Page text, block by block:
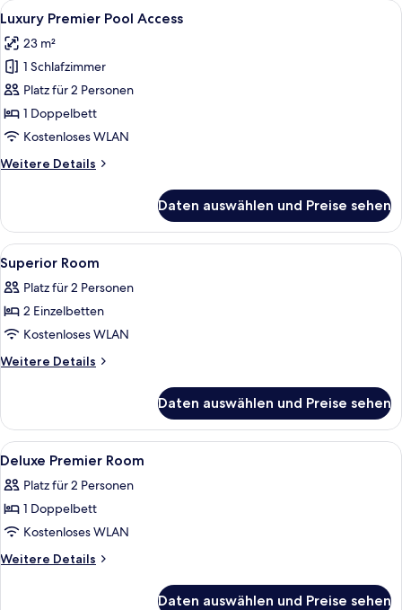
View
Alle
Fotos
für
Luxury
Premier
Pool
Access
Ein modernes Hotelzimmer mit
10
Luxury Premier Pool Access
23 m²
1 Schlafzimmer
Platz für 2 Personen
1 Doppelbett
Kostenloses WLAN
Weitere Details
Weitere
Premier
Pool
Access
Daten auswählen und Preise sehen
Alle
Fotos
für
Superior
Room
anzeigen
Zimmersafe, kostenloses WLAN,
7
Superior Room
Platz für 2 Personen
2 Einzelbetten
Kostenloses WLAN
Weitere Details
Weitere
Room
Daten auswählen und Preise sehen
Alle
Fotos
für
Deluxe
Premier
Room
Zimmersafe, kostenloses WLAN,
8
Deluxe Premier Room
Platz für 2 Personen
1 Doppelbett
Kostenloses WLAN
Weitere Details
Weitere
Daten auswählen und Preise sehen